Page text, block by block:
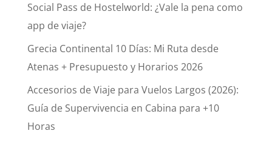
Social Pass de Hostelworld: ¿Vale la pena como
app de viaje?
Grecia Continental 10 Días: Mi Ruta desde
Atenas + Presupuesto y Horarios 2026
Accesorios de Viaje para Vuelos Largos (2026):
Guía de Supervivencia en Cabina para +10
Horas